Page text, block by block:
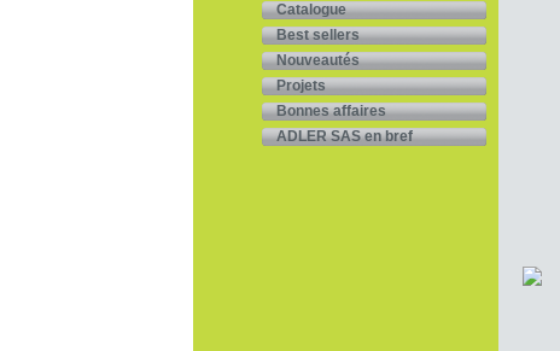
Catalogue
Best sellers
Nouveautés
Projets
Bonnes affaires
ADLER SAS en bref